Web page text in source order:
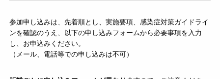
参加申し込みは、先着順とし、実施要項、感染症対策ガイドライ
ンを確認のうえ、以下の申し込みフォームから必要事項を入力
し、お申込みください。
（メール、電話等での申し込みは不可）